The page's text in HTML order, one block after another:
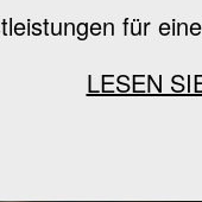
für
LESEN